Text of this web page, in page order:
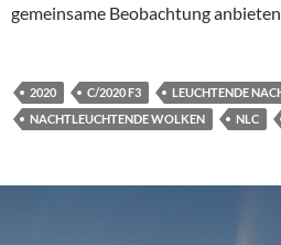
gemeinsame Beobachtung
2020 C/2020 F3 LEUCHTENDE
NACHTLEUCHTENDE WOLKEN
NLC